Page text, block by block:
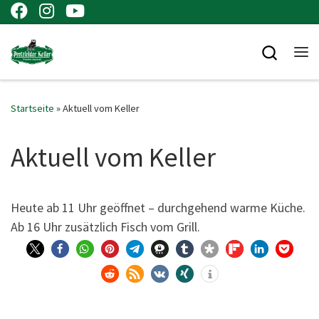
Zum Inhalt springen
Startseite »Aktuell vom Keller
Aktuell vom Keller
Heu­te ab 11 Uhr geöff­net – durch­ge­hend war­me Küche.
Ab 16 Uhr zusätz­lich Fisch vom Grill.